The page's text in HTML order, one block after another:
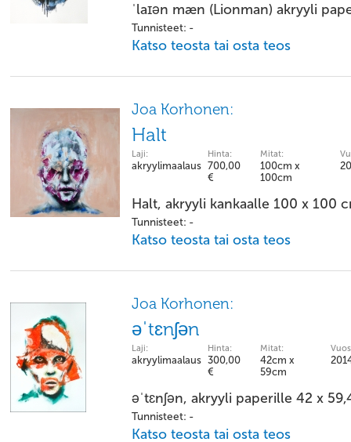
ˈlaɪən mæn (Lionman) akryyli
Tunnisteet: -
Katso teosta tai osta teos
Joa Korhonen:
Halt
Laji:
akryylimaalaus
Hinta:
700,00
€
Mitat:
100cm x
100cm
Halt, akryyli kankaalle 100 x 100
Tunnisteet: -
Katso teosta tai osta teos
Joa Korhonen:
əˈtɛnʃən
Laji:
akryylimaalaus
Hinta:
300,00
€
Mitat:
42cm x
59cm
əˈtɛnʃən, akryyli paperille 42 x
Tunnisteet: -
Katso teosta tai osta teos